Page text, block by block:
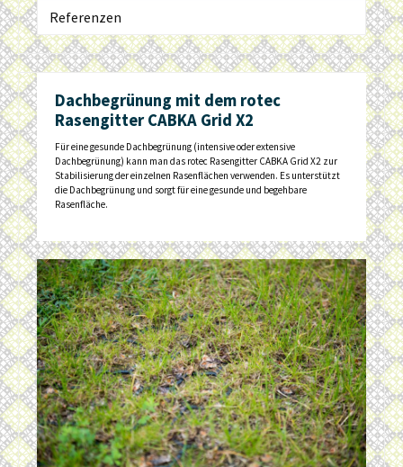
Referenzen
Dachbegrünung mit dem rotec
Rasengitter CABKA Grid X2
Für eine gesunde Dachbegrünung (intensive oder extensive
Dachbegrünung) kann man das rotec Rasengitter CABKA Grid X2 zur
Stabilisierung der einzelnen Rasenflächen verwenden. Es unterstützt
die Dachbegrünung und sorgt für eine gesunde und begehbare
Rasenfläche.